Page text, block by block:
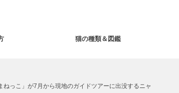
猫の種類＆図鑑
ねっこ」が7月から現地のガイドツアーに出没するニャ